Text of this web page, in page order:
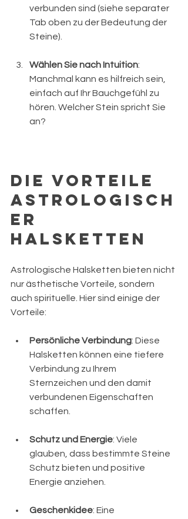
verbunden sind (siehe separater
Tab oben zu der Bedeutung der
Steine).
Wählen Sie nach Intuition:
Manchmal kann es hilfreich sein,
einfach auf Ihr Bauchgefühl zu
hören. Welcher Stein spricht Sie
an?
Die Vorteile
astrologisch
er
Halsketten
Astrologische Halsketten bieten nicht
nur ästhetische Vorteile, sondern
auch spirituelle. Hier sind einige der
Vorteile:
Persönliche Verbindung: Diese
Halsketten können eine tiefere
Verbindung zu Ihrem
Sternzeichen und den damit
verbundenen Eigenschaften
schaffen.
Schutz und Energie: Viele
glauben, dass bestimmte Steine
Schutz bieten und positive
Energie anziehen.
Geschenkidee: Eine